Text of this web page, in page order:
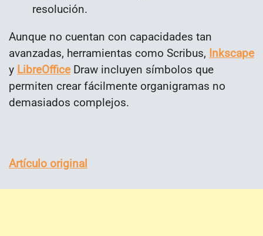
resolución.
Aunque no cuentan con capacidades tan
avanzadas, herramientas como Scribus, Inkscape
y LibreOfficeDraw incluyen símbolos que
permiten crear fácilmente organigramas no
demasiados complejos.
Artículo original